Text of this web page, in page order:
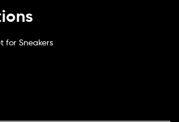
for Sneakers